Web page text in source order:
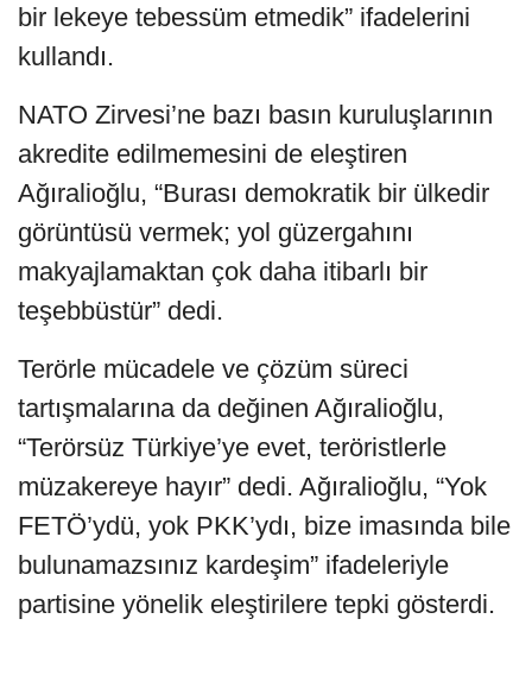
bir lekeye tebessüm etmedik” ifadelerini
kullandı.
NATO Zirvesi’ne bazı basın kuruluşlarının
akredite edilmemesini de eleştiren
Ağıralioğlu, “Burası demokratik bir ülkedir
görüntüsü vermek; yol güzergahını
makyajlamaktan çok daha itibarlı bir
teşebbüstür” dedi.
Terörle mücadele ve çözüm süreci
tartışmalarına da değinen Ağıralioğlu,
“Terörsüz Türkiye’ye evet, teröristlerle
müzakereye hayır” dedi. Ağıralioğlu, “Yok
FETÖ’ydü, yok PKK’ydı, bize imasında bile
bulunamazsınız kardeşim” ifadeleriyle
partisine yönelik eleştirilere tepki gösterdi.